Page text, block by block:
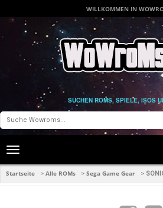
WILLKOMMEN IN
SUCHEN ROMS, SPIELE, ISOS
Toggle
navigation
Startseite > Alle ROMs > Sega Game Gear >